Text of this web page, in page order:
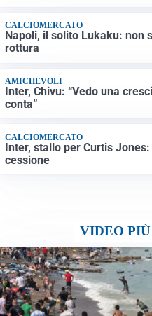
CALCIOMERCATO
Napoli, il solito Lukaku: non
rottura
AMICHEVOLI
Inter, Chivu: “Vedo una
conta”
CALCIOMERCATO
Inter, stallo per Curtis
cessione
VIDEO